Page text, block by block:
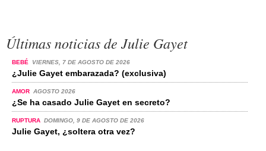
Últimas noticias de Julie Gayet
BEBÉ VIERNES, 7 DE AGOSTO DE 2026
¿Julie Gayet embarazada? (exclusiva)
AMOR AGOSTO 2026
¿Se ha casado Julie Gayet en secreto?
RUPTURA DOMINGO, 9 DE AGOSTO DE 2026
Julie Gayet, ¿soltera otra vez?